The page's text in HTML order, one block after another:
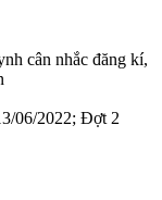
cân nhắc đăng kí,
06/2022; Đợt 2